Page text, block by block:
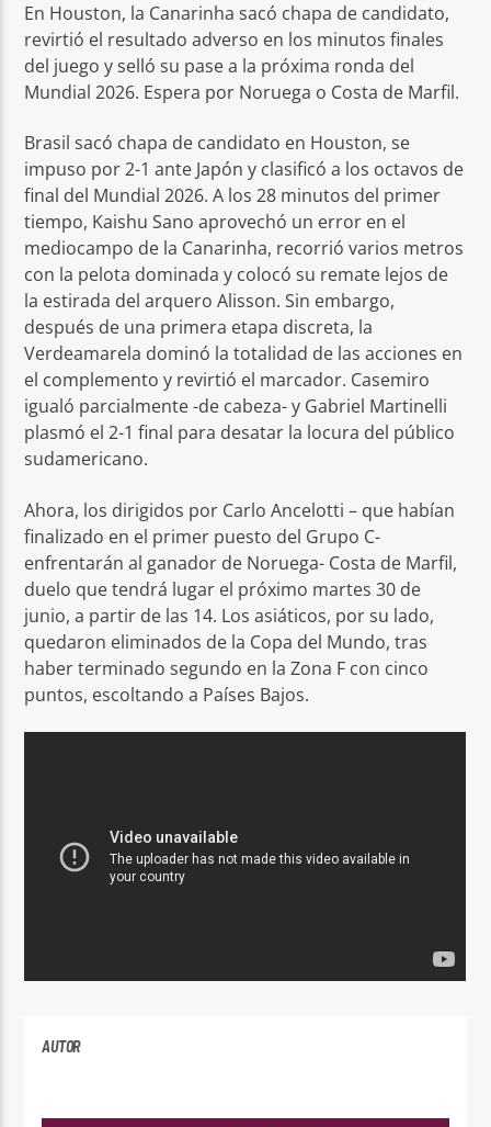
En Houston, la Canarinha sacó chapa de candidato,
revirtió el resultado adverso en los minutos finales
del juego y selló su pase a la próxima ronda del
Mundial 2026. Espera por Noruega o Costa de Marfil.
Brasil sacó chapa de candidato en Houston, se
impuso por 2-1 ante Japón y clasificó a los octavos de
final del Mundial 2026. A los 28 minutos del primer
tiempo, Kaishu Sano aprovechó un error en el
mediocampo de la Canarinha, recorrió varios metros
con la pelota dominada y colocó su remate lejos de
la estirada del arquero Alisson. Sin embargo,
después de una primera etapa discreta, la
Verdeamarela dominó la totalidad de las acciones en
el complemento y revirtió el marcador. Casemiro
igualó parcialmente -de cabeza- y Gabriel Martinelli
plasmó el 2-1 final para desatar la locura del público
sudamericano.
Ahora, los dirigidos por Carlo Ancelotti – que habían
finalizado en el primer puesto del Grupo C-
enfrentarán al ganador de Noruega- Costa de Marfil,
duelo que tendrá lugar el próximo martes 30 de
junio, a partir de las 14. Los asiáticos, por su lado,
quedaron eliminados de la Copa del Mundo, tras
haber terminado segundo en la Zona F con cinco
puntos, escoltando a Países Bajos.
AUTOR